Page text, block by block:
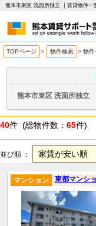
熊本市東区 洗面所独立 ｜賃貸物件
TOPページ > 物件検索 > 物件
熊本市東区 洗面所独立
40件 (総物件数： 65件)
並び順 ：
東都マンシ
マンション